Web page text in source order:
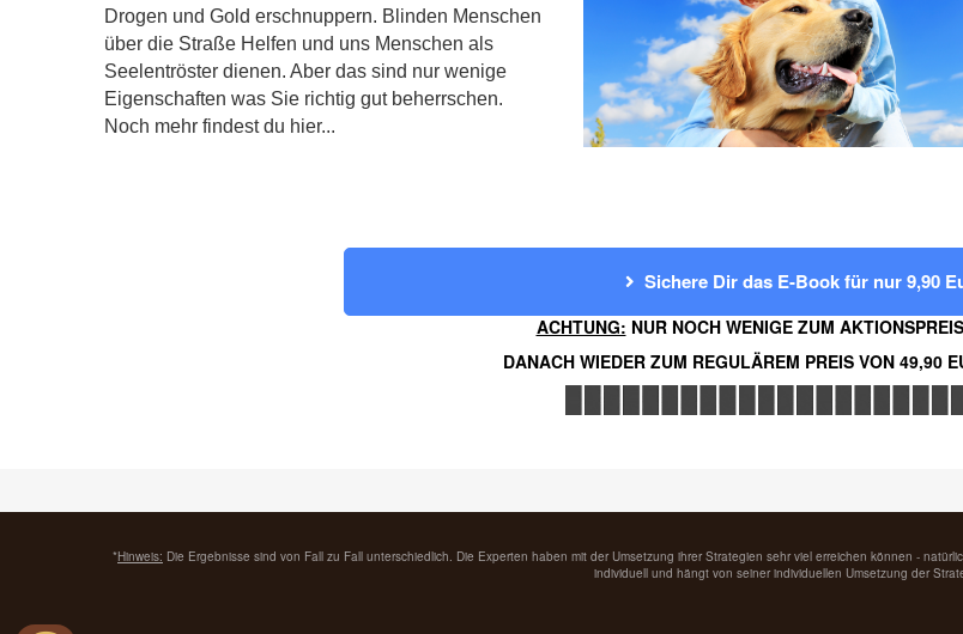
Drogen und Gold erschnuppern. Blinden Menschen
über die Straße Helfen und uns Menschen als
Seelentröster dienen. Aber das sind nur wenige
Eigenschaften was Sie richtig gut beherrschen.
Noch mehr findest du hier...
Sichere Dir das E-Book für nur 9,90
ACHTUNG: NUR NOCH WENIGE ZUM
DANACH WIEDER ZUM REGULÄREM PREIS VON 49,90
*Hinweis: Die Ergebnisse sind von Fall zu Fall unterschiedlich. Die Experten haben mit der Umsetzung ihrer Strategien sehr viel erreichen können -
individuell und hängt von seiner individuellen Umsetzung der